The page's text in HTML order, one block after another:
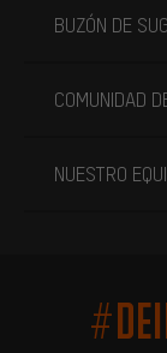
BUZÓN DE
COMUNIDAD
NUESTRO